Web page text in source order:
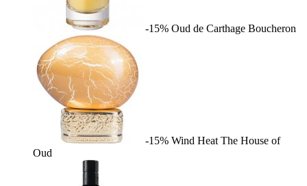
-15% Oud de Carthage Boucheron
-15% Wind Heat The House of
Oud